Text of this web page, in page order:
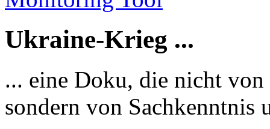
Ukraine-Krieg ...
... eine Doku, die nicht
sondern von Sachkenntnis